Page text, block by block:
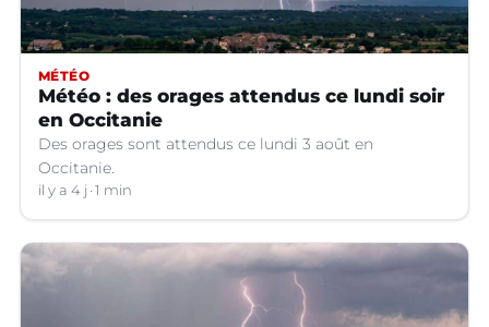
MÉTÉO
Météo : des orages attendus ce lundi soir
en Occitanie
Des orages sont attendus ce lundi 3 août en
Occitanie.
il y a 4 j 1 min